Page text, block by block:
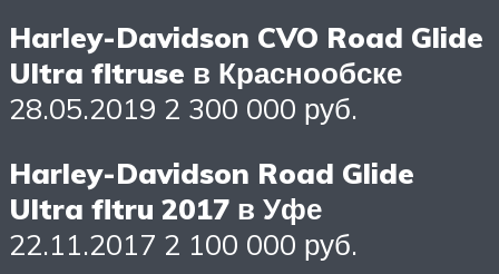
Harley-Davidson CVO Road Glide
Ultra fltruse в Краснообске
28.05.2019 2 300 000 руб.
Harley-Davidson Road Glide
Ultra fltru 2017 в Уфе
22.11.2017 2 100 000 руб.